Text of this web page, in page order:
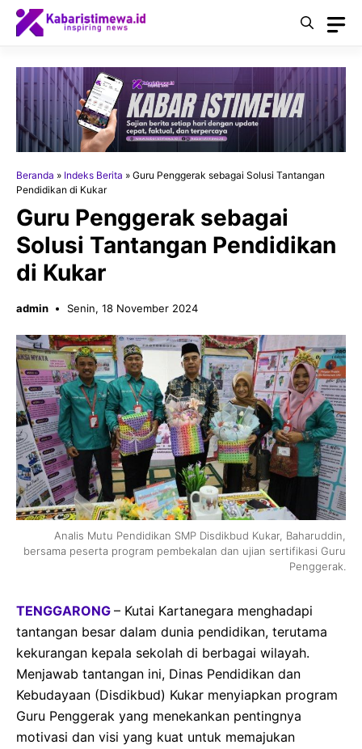
Langsung
Beranda » Indeks Berita » Guru Penggerak sebagai Solusi Tantangan
Pendidikan di Kukar
Guru Penggerak sebagai
Solusi Tantangan Pendidikan
di Kukar
admin Senin, 18 November 2024
Analis Mutu Pendidikan SMP Disdikbud Kukar, Baharuddin,
bersama peserta program pembekalan dan ujian sertifikasi Guru
Penggerak.
TENGGARONG – Kutai Kartanegara menghadapi
tantangan besar dalam dunia pendidikan, terutama
kekurangan kepala sekolah di berbagai wilayah.
Menjawab tantangan ini, Dinas Pendidikan dan
Kebudayaan (Disdikbud) Kukar menyiapkan program
Guru Penggerak yang menekankan pentingnya
motivasi dan visi yang kuat untuk memajukan